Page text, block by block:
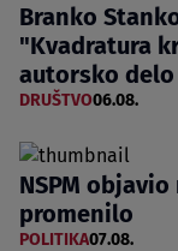
Branko
"Kvadratura
autorsko delo
DRUŠTVO06.08.
NSPM
promenilo
POLITIKA07.08.